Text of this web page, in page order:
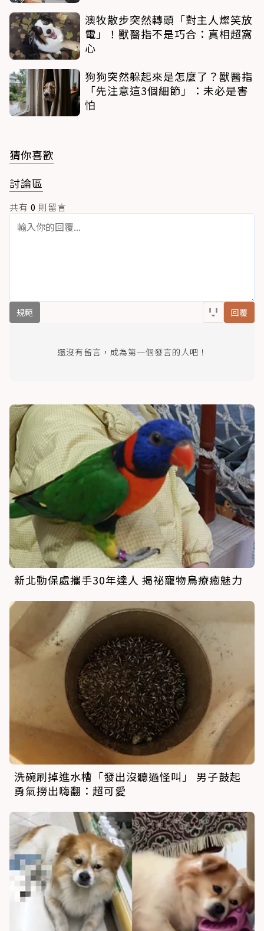
澳牧散步突然轉頭「對主人燦笑放
電」！獸醫指不是巧合：真相超窩
心
狗狗突然躲起來是怎麼了？獸醫指
「先注意這3個細節」：未必是害
怕
猜你喜歡
討論區
共有 0 則留言
規範 回覆
還沒有留言，成為第一個發言的人吧！
新北動保處攜手30年達人 揭祕寵物鳥療癒魅力
洗碗刷掉進水槽「發出沒聽過怪叫」 男子鼓起
勇氣撈出嗨翻：超可愛